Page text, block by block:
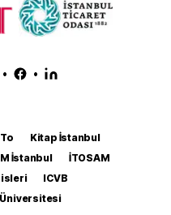
• •
Kitap İstanbul
İstanbul
İTOSAM
ICVB